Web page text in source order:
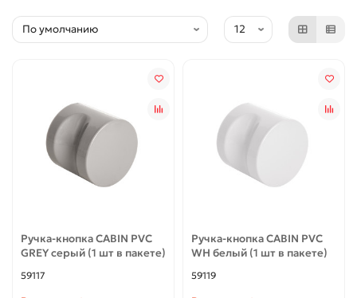
Ручка-кнопка CABIN PVC
GREY серый (1 шт в пакете)
59117
Ручка-кнопка CABIN PVC
WH белый (1 шт в пакете)
59119